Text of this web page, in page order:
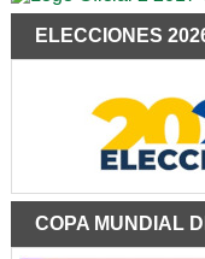
ELECCIONES
COPA MUNDIAL